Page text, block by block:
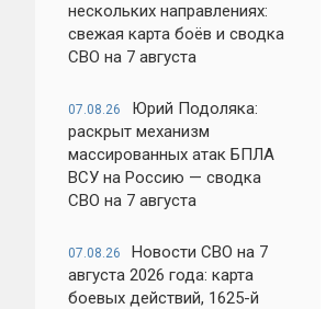
нескольких направлениях:
свежая карта боёв и сводка
СВО на 7 августа
07.08.26
Юрий Подоляка:
раскрыт механизм
массированных атак БПЛА
ВСУ на Россию — сводка
СВО на 7 августа
07.08.26
Новости СВО на 7
августа 2026 года: карта
боевых действий, 1625-й